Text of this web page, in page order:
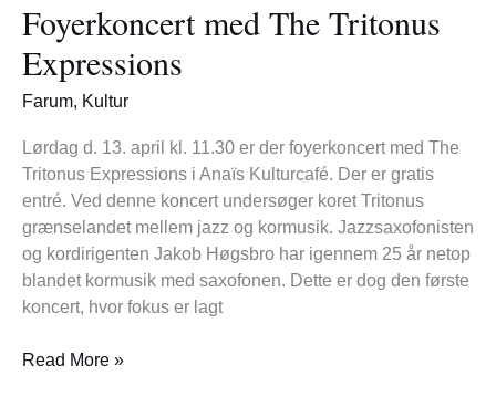
Foyerkoncert med The Tritonus
Expressions
Farum, Kultur
Lørdag d. 13. april kl. 11.30 er der foyerkoncert med The
Tritonus Expressions i Anaïs Kulturcafé. Der er gratis
entré. Ved denne koncert undersøger koret Tritonus
grænselandet mellem jazz og kormusik. Jazzsaxofonisten
og kordirigenten Jakob Høgsbro har igennem 25 år netop
blandet kormusik med saxofonen. Dette er dog den første
koncert, hvor fokus er lagt
The
Tritonus
Expressions
Read More »